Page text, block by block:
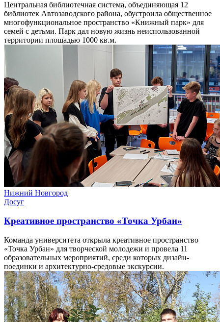
Центральная библиотечная система, объединяющая 12
библиотек Автозаводского района, обустроила общественное
многофункциональное пространство «Книжный парк» для
семей с детьми. Парк дал новую жизнь неиспользованной
территории площадью 1000 кв.м.
Нижний Новгород
Досуг
Креативное пространство «Точка Урбан»
Команда университета открыла креативное пространство
«Точка Урбан» для творческой молодежи и провела 11
образовательных мероприятий, среди которых дизайн-
поединки и архитектурно-средовые экскурсии.